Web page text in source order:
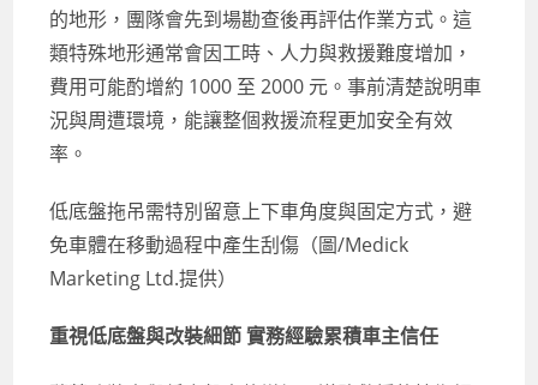
的地形，團隊會先到場勘查後再評估作業方式。這
類特殊地形通常會因工時、人力與救援難度增加，
費用可能酌增約 1000 至 2000 元。事前清楚說明車
況與周遭環境，能讓整個救援流程更加安全有效
率。
低底盤拖吊需特別留意上下車角度與固定方式，避
免車體在移動過程中產生刮傷（圖/Medick
Marketing Ltd.提供）
重視低底盤與改裝細節 實務經驗累積車主信任